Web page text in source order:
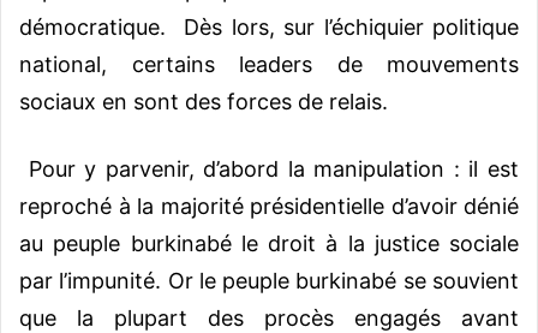
démocratique. Dès lors, sur l’échiquier politique
national, certains leaders de mouvements
sociaux en sont des forces de relais.
Pour y parvenir, d’abord la manipulation : il est
reproché à la majorité présidentielle d’avoir dénié
au peuple burkinabé le droit à la justice sociale
par l’impunité. Or le peuple burkinabé se souvient
que la plupart des procès engagés avant